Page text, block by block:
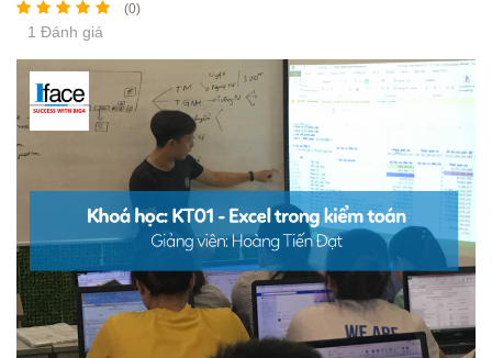
Excel Nâng Cao
Excel Kế Toán
Powerpoint
(0)
1 Đánh giá